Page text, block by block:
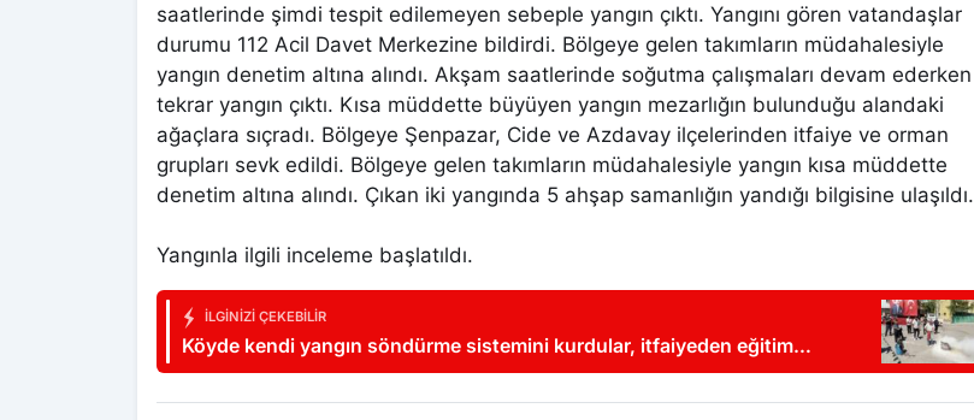
saatlerinde şimdi tespit edilemeyen sebeple yangın çıktı. Yangını gören vatandaşlar
durumu 112 Acil Davet Merkezine bildirdi. Bölgeye gelen takımların müdahalesiyle
yangın denetim altına alındı. Akşam saatlerinde soğutma çalışmaları devam ederken
tekrar yangın çıktı. Kısa müddette büyüyen yangın mezarlığın bulunduğu alandaki
ağaçlara sıçradı. Bölgeye Şenpazar, Cide ve Azdavay ilçelerinden itfaiye ve orman
grupları sevk edildi. Bölgeye gelen takımların müdahalesiyle yangın kısa müddette
denetim altına alındı. Çıkan iki yangında 5 ahşap samanlığın yandığı bilgisine ulaşıldı.
Yangınla ilgili inceleme başlatıldı.
İLGINIZI ÇEKEBILIR
Köyde kendi yangın söndürme sistemini kurdular, itfaiyeden eğitim
aldılar